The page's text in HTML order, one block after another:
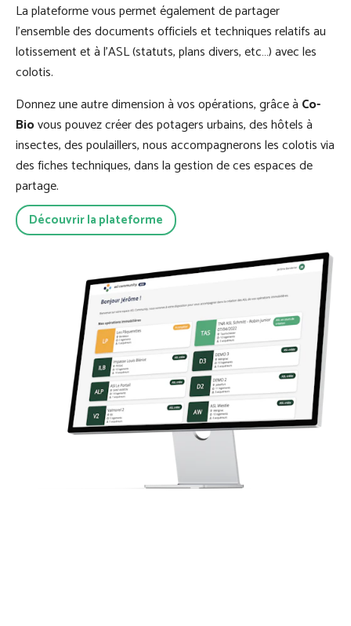
La plateforme vous permet également de partager
l’ensemble des documents officiels et techniques relatifs au
lotissement et à l’ASL (statuts, plans divers, etc…) avec les
colotis.
Donnez une autre dimension à vos opérations, grâce à Co-
Biovous pouvez créer des potagers urbains, des hôtels à
insectes, des poulaillers, nous accompagnerons les colotis via
des fiches techniques, dans la gestion de ces espaces de
partage.
Découvrir la plateforme